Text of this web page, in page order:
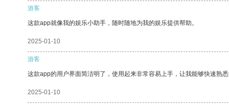
游客
这款app就像我的娱乐小助手，随时随地为我的娱乐提供帮助。
2025-01-10
游客
这款app的用户界面简洁明了，使用起来非常容易上手，让我能够快速熟
2025-01-10